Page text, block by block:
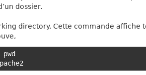
dossier.
directory. Cette commande affiche